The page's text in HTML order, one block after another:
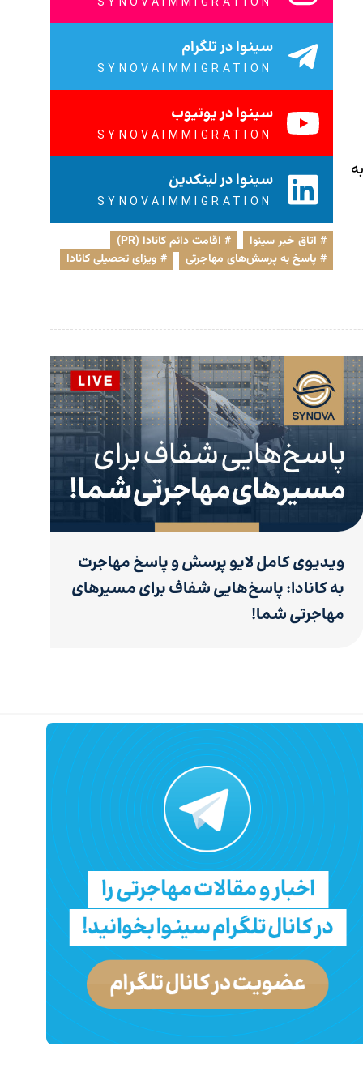
به
سینوا در تلگرام
SYNOVAIMMIGRATION
سینوا در یوتیوب
SYNOVAIMMIGRATION
سینوا در لینکدین
SYNOVAIMMIGRATION
اتاق خبر سینوا اقامت دائم کانادا (PR)
پاسخ به پرسش‌های مهاجرتی
ویزای تحصیلی کانادا
ویدیوی کامل لایو پرسش و پاسخ مهاجرت
به کانادا: پاسخ‌هایی شفاف برای مسیرهای
مهاجرتی شما!